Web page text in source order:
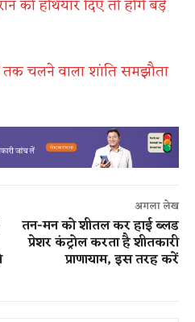
को हथियार दिए तो होंगे बड़े
चलने वाला शांति समझौता
अगला लेख
तन-मन को शीतल कर हाई ब्लड
प्रेशर कंट्रोल करता है शीतकारी
प्राणायाम, इस तरह करें